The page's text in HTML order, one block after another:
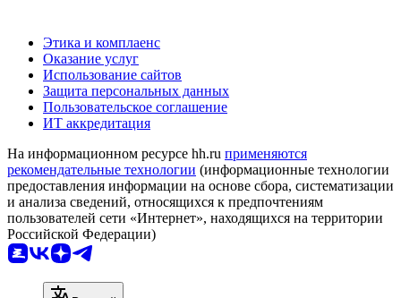
Этика и комплаенс
Оказание услуг
Использование сайтов
Защита персональных данных
Пользовательское соглашение
ИТ аккредитация
На информационном ресурсе hh.ru применяются
рекомендательные технологии (информационные технологии
предоставления информации на основе сбора, систематизации
и анализа сведений, относящихся к предпочтениям
пользователей сети «Интернет», находящихся на территории
Российской Федерации)